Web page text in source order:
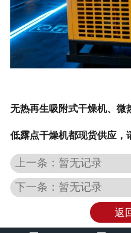
无热再生吸附式干燥机、微
低露点干燥机都现货供应，
上一条：暂无记录
下一条：暂无记录
返